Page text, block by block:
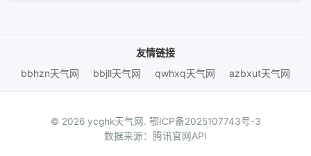
友情链接
bbhzn天气网
bbjll天气网 qwhxq天气网 azbxut天气网
© 2026 ycghk天气网. 鄂ICP备2025107743号-3
数据来源：腾讯官网API